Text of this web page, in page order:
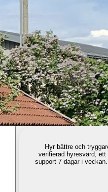
Hyr bättre och
verifierad hyresvärd,
support 7 dagar i